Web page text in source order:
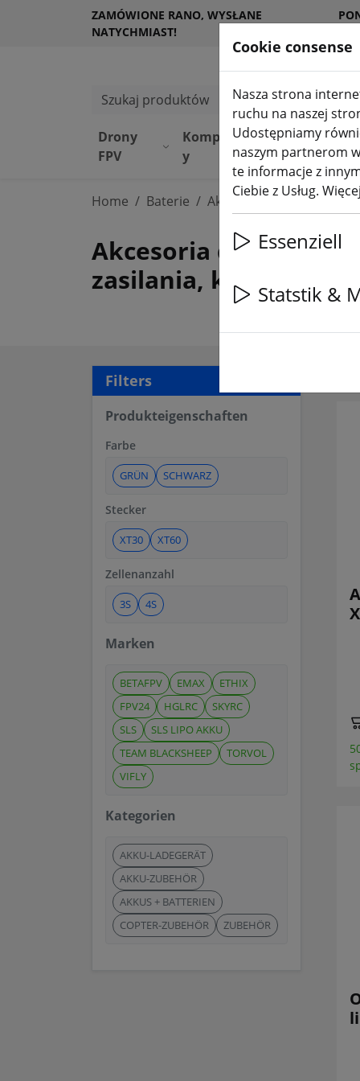
ZAMÓWIONE RANO, WYSŁANE
NATYCHMIAST!
Szukaj produktów
Drony
FPV
Komponent
y
Sprzę
t
Home Baterie Akcesoria do ładowania
Akcesoria do
zasilania, kabel
Filters
Produkteigenschaften
Farbe
GRÜN SCHWARZ
Stecker
XT30 XT60
Zellenanzahl
3S 4S
Marken
BETAFPV EMAX
ETHIX
FPV24
HGLRC
SKYRC
SLS
SLS LIPO AKKU
TEAM BLACKSHEEP
TORVOL
VIFLY
Kategorien
AKKU-LADEGERÄT
AKKU-ZUBEHÖR
AKKUS + BATTERIEN
COPTER-ZUBEHÖR
ZUBEHÖR
Cookie consense
Nasza strona
ruchu na naszej
Udostępniamy
naszym partnerom
te informacje z
Ciebie z Usług.
Essenziell
Statstik &